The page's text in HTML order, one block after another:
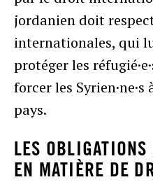
jordanien doit
internationales, qui
protéger les
forcer les
pays.
LES
EN MATIÈRE DE